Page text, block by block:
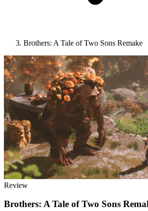
Brothers: A Tale of Two Sons Remake
Review
Brothers: A Tale of Two Sons